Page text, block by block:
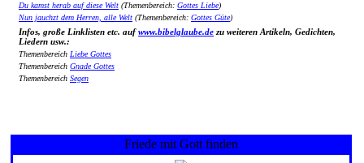
Du kamst herab auf diese Welt (Themenbereich: Gottes Liebe)
Nun jauchzt dem Herren, alle Welt (Themenbereich: Gottes Güte)
Infos, große Linklisten etc. aufwww.bibelglaube.de zu weiteren Artikeln, Gedichten,
Liedern usw.:
Themenbereich Liebe Gottes
Themenbereich Gnade Gottes
Themenbereich Segen
Friede mit Gott finden